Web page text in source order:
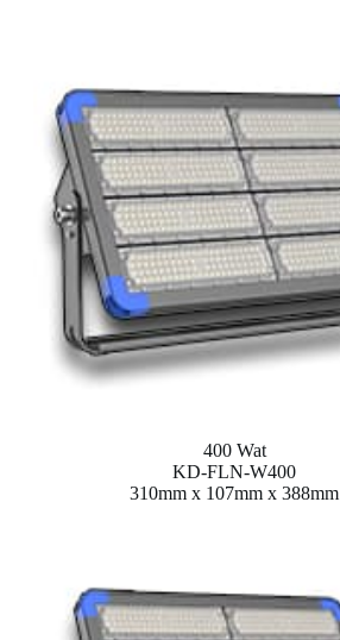
400 Wat
KD-FLN-W400
310mm x 107mm x 388mm